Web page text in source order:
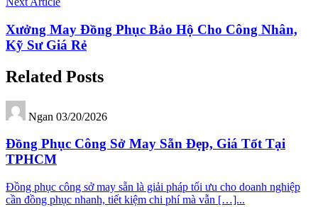
Xưởng May Đồng Phục Bảo Hộ Cho Công Nhân,
Kỹ Sư Giá Rẻ
Related Posts
Ngan 03/20/2026
Đồng Phục Công Sở May Sẵn Đẹp, Giá Tốt Tại
TPHCM
Đồng phục công sở may sẵn là giải pháp tối ưu cho doanh nghiệp
cần đồng phục nhanh, tiết kiệm chi phí mà vẫn […]...